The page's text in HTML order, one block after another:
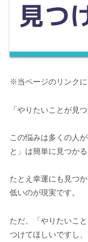
※当ページのリンクに
「やりたいことが見
この悩みは多くの人
と」は簡単に見つか
たとえ幸運にも見つ
低いのが現実です。
ただ、「やりたいこ
つけてほしいですし